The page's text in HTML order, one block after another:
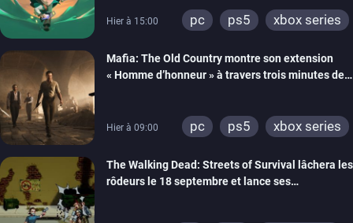
Hier à 15:00 pc ps5 xbox series
Mafia: The Old Country montre son extension
« Homme d’honneur » à travers trois minutes de
Hier à 09:00 pc ps5 xbox series
The Walking Dead: Streets of Survival lâchera les
rôdeurs le 18 septembre et lance ses